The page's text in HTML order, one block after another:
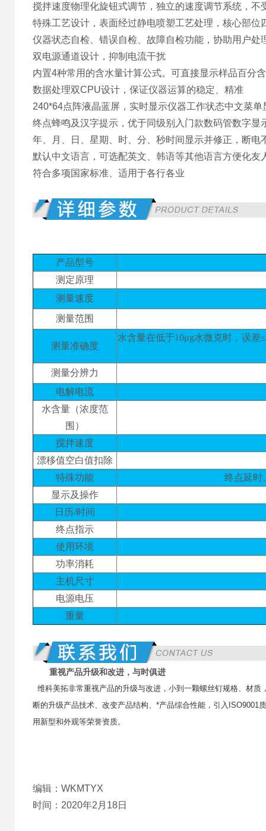
搅拌速度物理化旋钮式调节，独立的速度调节系统，不
特殊工艺设计，表面经过静电喷塑工艺处理，核心部位
仪器状态自检、错误自检、故障自检功能，协助用户处
双电源通道设计，抑制电流干扰
内置4种常用的含水量计算公式。可直接显示样品百分
数据处理双CPU设计，保证仪器运算的稳定、精准
240*64点阵液晶蓝屏，实时显示仪器工作状态中文菜
终点蜂鸣及汉字提示，优于同级别入门款数码管数字显
年、月、日、星期、时、分、秒时间显示并修正，断电
默认中文语言，可选配英文、韩语等其他语言方便化友
符合多项国家标准、适用于各行各业
产品型号
测定原理
测量速度
测量范围
测量准确度
水含量在低于10μg水微克时，误差
测量分辨力
电解电流
水含量（浓度范
围）
搅拌速度
漂移值空白值扣除
特殊功能
终点延时
显示及操作
日历/时间
终点指示
使用环境
功率消耗
主机尺寸
电源电压
重量
重视产品升级和改进，与时俱进
维科美拓非常重视产品的升级与改进，小到一颗螺丝钉规格、材
断的升级产品技术、改变产品结构、*产品综合性能，引入
用新型和外观等荣誉资质。
编辑：WKMTYX
时间：2020年2月18日